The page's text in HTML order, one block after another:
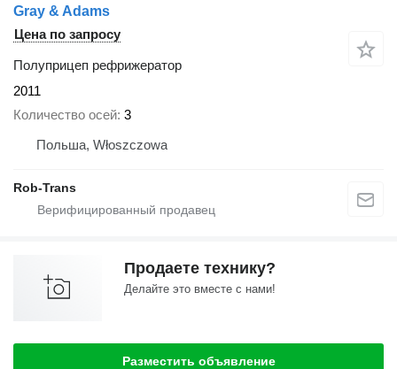
Gray & Adams
Цена по запросу
Полуприцеп рефрижератор
2011
Количество осей 3
Польша, Włoszczowa
Rob-Trans
Продаете технику?
Делайте это вместе с нами!
Разместить объявление